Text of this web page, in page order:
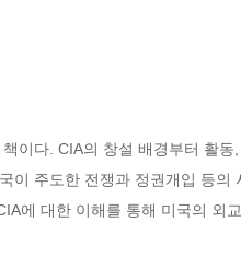
이다. CIA의 창설 배경부터 활
이 주도한 전쟁과 정권개입 등의
에 대한 이해를 통해 미국의 외